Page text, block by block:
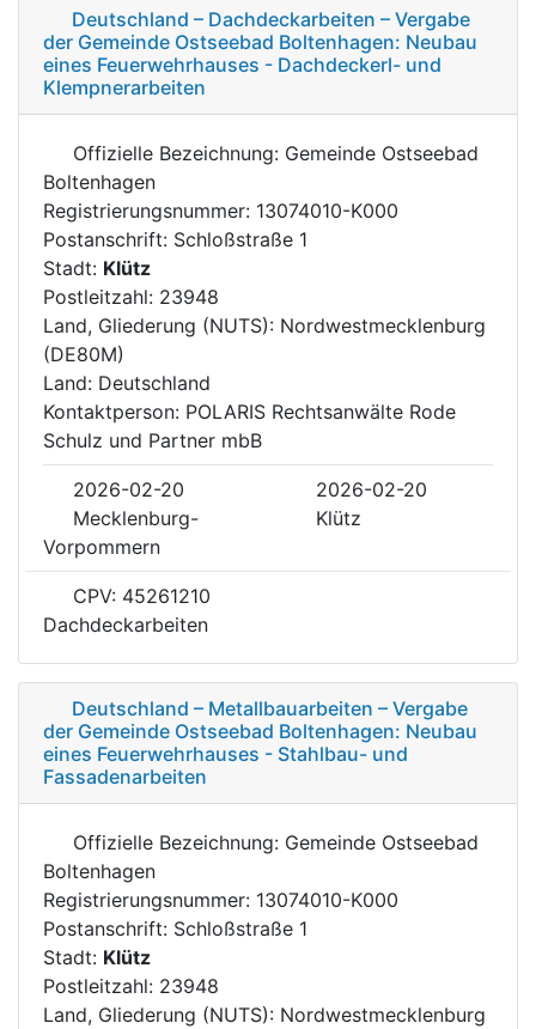
Deutschland – Dachdeckarbeiten – Vergabe
der Gemeinde Ostseebad Boltenhagen: Neubau
eines Feuerwehrhauses - Dachdeckerl- und
Klempnerarbeiten
Offizielle Bezeichnung: Gemeinde Ostseebad
Boltenhagen
Registrierungsnummer: 13074010-K000
Postanschrift: Schloßstraße 1
Stadt: Klütz
Postleitzahl: 23948
Land, Gliederung (NUTS): Nordwestmecklenburg
(DE80M)
Land: Deutschland
Kontaktperson: POLARIS Rechtsanwälte Rode
Schulz und Partner mbB
2026-02-20
2026-02-20
Mecklenburg-
Vorpommern
Klütz
CPV: 45261210
Dachdeckarbeiten
Deutschland – Metallbauarbeiten – Vergabe
der Gemeinde Ostseebad Boltenhagen: Neubau
eines Feuerwehrhauses - Stahlbau- und
Fassadenarbeiten
Offizielle Bezeichnung: Gemeinde Ostseebad
Boltenhagen
Registrierungsnummer: 13074010-K000
Postanschrift: Schloßstraße 1
Stadt: Klütz
Postleitzahl: 23948
Land, Gliederung (NUTS): Nordwestmecklenburg